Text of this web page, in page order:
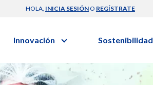
HOLA, INICIA SESIÓNO REGÍSTRATE
Innovación
Nuevos Negocios
Investigación Clínica
Sostenibilidad
Gobierno Corporativo